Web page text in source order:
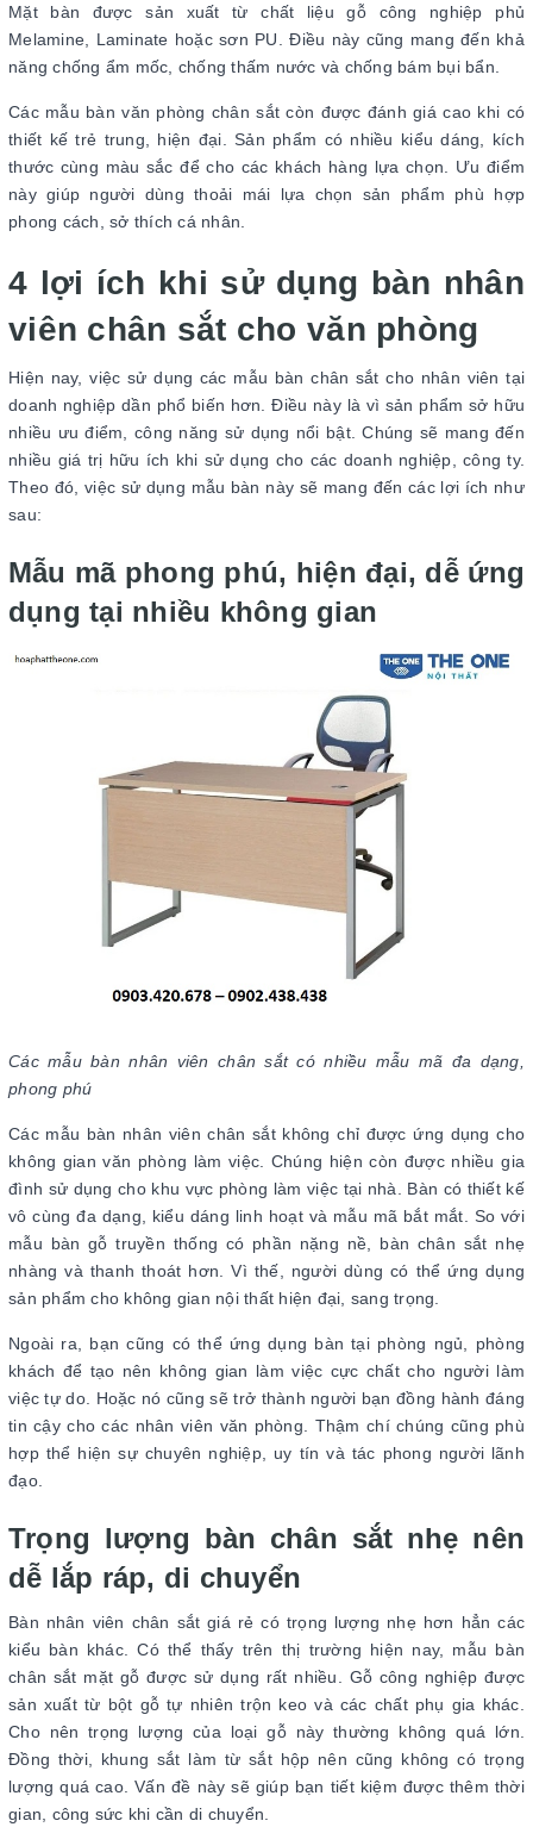
Mặt bàn được sản xuất từ chất liệu gỗ công nghiệp phủ
Melamine, Laminate hoặc sơn PU. Điều này cũng mang đến khả
năng chống ẩm mốc, chống thấm nước và chống bám bụi bẩn.
Các mẫu bàn văn phòng chân sắt còn được đánh giá cao khi có
thiết kế trẻ trung, hiện đại. Sản phẩm có nhiều kiểu dáng, kích
thước cùng màu sắc để cho các khách hàng lựa chọn. Ưu điểm
này giúp người dùng thoải mái lựa chọn sản phẩm phù hợp
phong cách, sở thích cá nhân.
4 lợi ích khi sử dụng bàn nhân
viên chân sắt cho văn phòng
Hiện nay, việc sử dụng các mẫu bàn chân sắt cho nhân viên tại
doanh nghiệp dần phổ biến hơn. Điều này là vì sản phẩm sở hữu
nhiều ưu điểm, công năng sử dụng nổi bật. Chúng sẽ mang đến
nhiều giá trị hữu ích khi sử dụng cho các doanh nghiệp, công ty.
Theo đó, việc sử dụng mẫu bàn này sẽ mang đến các lợi ích như
sau:
Mẫu mã phong phú, hiện đại, dễ ứng
dụng tại nhiều không gian
Các mẫu bàn nhân viên chân sắt có nhiều mẫu mã đa dạng,
phong phú
Các mẫu bàn nhân viên chân sắt không chỉ được ứng dụng cho
không gian văn phòng làm việc. Chúng hiện còn được nhiều gia
đình sử dụng cho khu vực phòng làm việc tại nhà. Bàn có thiết kế
vô cùng đa dạng, kiểu dáng linh hoạt và mẫu mã bắt mắt. So với
mẫu bàn gỗ truyền thống có phần nặng nề, bàn chân sắt nhẹ
nhàng và thanh thoát hơn. Vì thế, người dùng có thể ứng dụng
sản phẩm cho không gian nội thất hiện đại, sang trọng.
Ngoài ra, bạn cũng có thể ứng dụng bàn tại phòng ngủ, phòng
khách để tạo nên không gian làm việc cực chất cho người làm
việc tự do. Hoặc nó cũng sẽ trở thành người bạn đồng hành đáng
tin cậy cho các nhân viên văn phòng. Thậm chí chúng cũng phù
hợp thể hiện sự chuyên nghiệp, uy tín và tác phong người lãnh
đạo.
Trọng lượng bàn chân sắt nhẹ nên
dễ lắp ráp, di chuyển
Bàn nhân viên chân sắt giá rẻ có trọng lượng nhẹ hơn hẳn các
kiểu bàn khác. Có thể thấy trên thị trường hiện nay, mẫu bàn
chân sắt mặt gỗ được sử dụng rất nhiều. Gỗ công nghiệp được
sản xuất từ bột gỗ tự nhiên trộn keo và các chất phụ gia khác.
Cho nên trọng lượng của loại gỗ này thường không quá lớn.
Đồng thời, khung sắt làm từ sắt hộp nên cũng không có trọng
lượng quá cao. Vấn đề này sẽ giúp bạn tiết kiệm được thêm thời
gian, công sức khi cần di chuyển.